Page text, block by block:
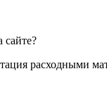
сайте?
расходными